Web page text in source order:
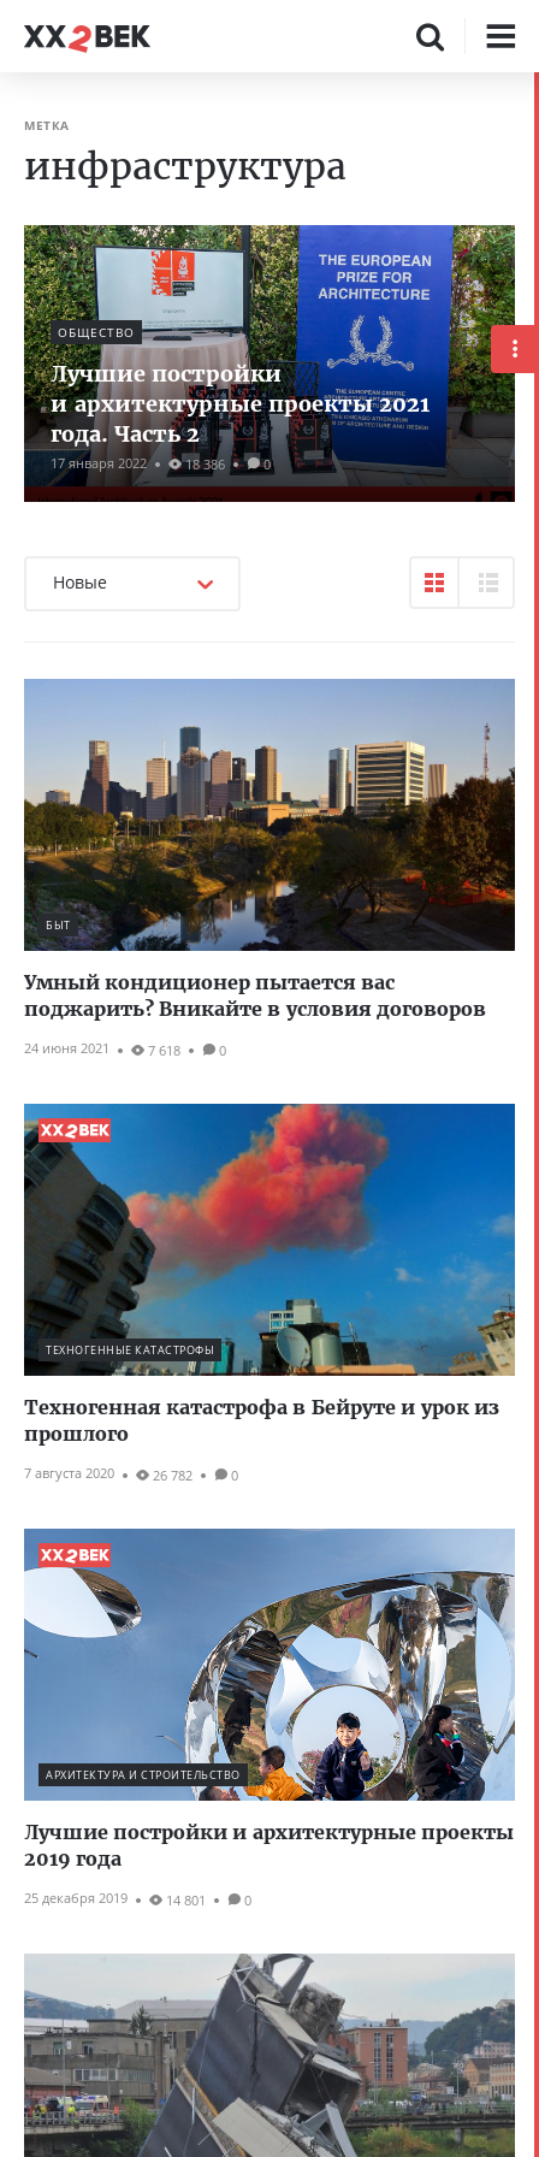
МЕТКА
инфраструктура
ОБЩЕСТВО
Лучшие постройки
и архитектурные проекты 2021
года. Часть 2
17 января 2022 18 386 0
Новые
БЫТ
Умный кондиционер пытается вас
поджарить? Вникайте в условия договоров
24 июня 2021 7 618 0
ТЕХНОГЕННЫЕ КАТАСТРОФЫ
Техногенная катастрофа в Бейруте и урок из
прошлого
7 августа 2020 26 782 0
АРХИТЕКТУРА И СТРОИТЕЛЬСТВО
Лучшие постройки и архитектурные проекты
2019 года
25 декабря 2019 14 801 0